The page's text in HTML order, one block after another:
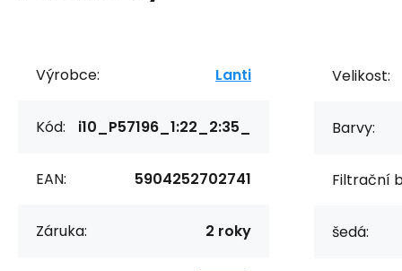
Výrobce: Lanti
Kód: i10_P57196_1:22_2:35_
EAN: 5904252702741
Záruka: 2 roky
Velikost:
Barvy:
Filtrační
šedá: